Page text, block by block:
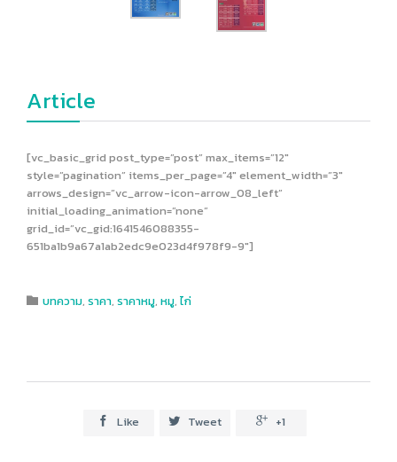
Article
[vc_basic_grid post_type=”post” max_items=”12″
style=”pagination” items_per_page=”4″ element_width=”3″
arrows_design=”vc_arrow-icon-arrow_08_left”
initial_loading_animation=”none”
grid_id=”vc_gid:1641546088355-
651ba1b9a67a1ab2edc9e023d4f978f9-9″]
 Category
บทความ, ราคา, ราคาหมู, หมู, ไก่
 Like  Tweet  +1